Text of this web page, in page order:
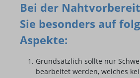
Bei der
Sie besonders auf
Aspekte:
Grundsätzlich sollte nur
bearbeitet werden, welches